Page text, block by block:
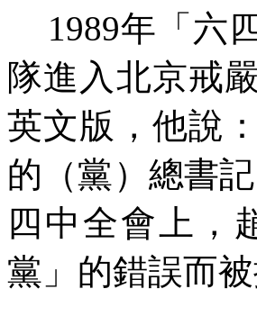
1989年「六
隊進入北京戒
英文版，他說
的（黨）總書
四中全會上，
黨」的錯誤而